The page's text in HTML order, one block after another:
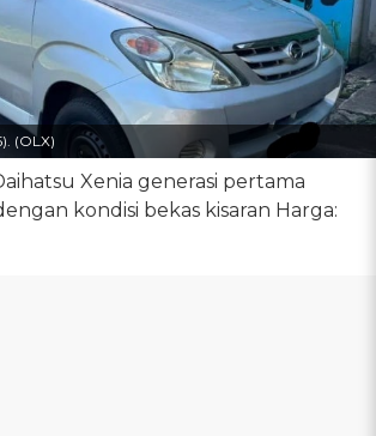
(OLX)
Xenia generasi pertama
kondisi bekas kisaran Harga: